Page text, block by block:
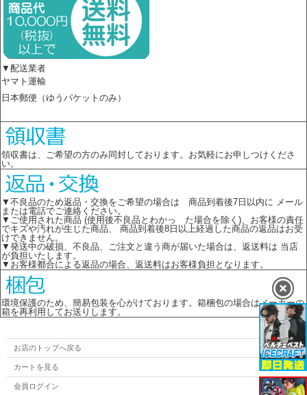
▼配送業者
ヤマト運輸
日本郵便（ゆうパケットのみ）
領収書は、ご希望の方のみ同封しております。お気軽にお申しつけくださ
い。
▼不良品のため返品・交換をご希望の場合は 商品到着後7日以内に メール
または電話でご連絡ください。
▼ご使用された商品 (使用後不良品とわかっ た場合を除く)、お客様の責任
でキズや汚れが生じた商品、 商品到着後8日以上経過した商品の返品はお受
けできません。
▼発送中の破損、不良品、ご注文と違う商が届いた場合は、返送料は 当店
が負担いたします。
▼お客様都合による返品の場合、返送料はお客様負担となります。
環境保護のため、簡易包装を心がけております。箱梱包の場合はメーカーの
箱を再利用してお送りします。
お店のトップへ戻る
カートを見る
会員ログイン